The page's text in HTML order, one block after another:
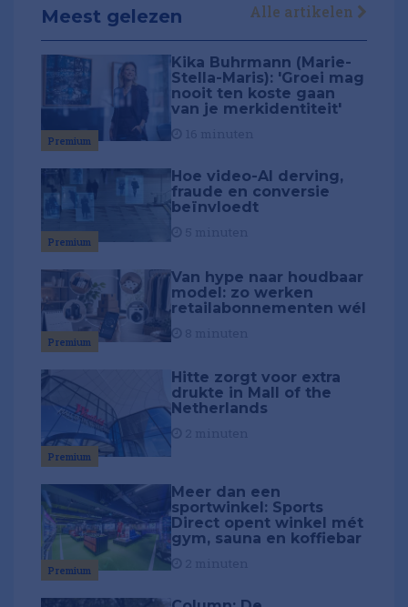
Meest gelezen Alle artikelen
Premium
Kika Buhrmann (Marie-
Stella-Maris): 'Groei mag
nooit ten koste gaan
van je merkidentiteit'
Premium
Hoe video-AI derving,
fraude en conversie
beïnvloedt
Premium
Van hype naar houdbaar
model: zo werken
retailabonnementen wél
Premium
Hitte zorgt voor extra
drukte in Mall of the
Netherlands
Premium
Meer dan een
sportwinkel: Sports
Direct opent winkel mét
gym, sauna en koffiebar